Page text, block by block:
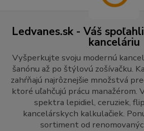
Ledvanes.sk - Váš
kanceláriu
Vyšperkujte svoju modernú
šanónu až po štýlovú zošívačku.
zahŕňajú najrôznejšie množstvá
ktoré uľahčujú prácu manažérom.
spektra lepidiel, ceruziek,
kancelárskych kalkulačiek.
sortiment od